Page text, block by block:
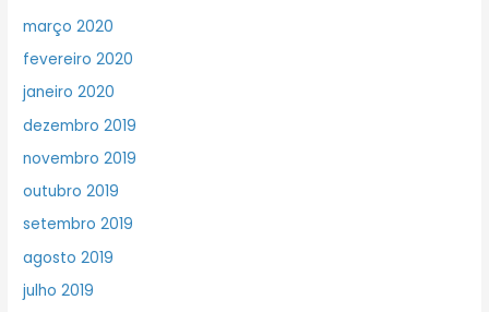
março 2020
fevereiro 2020
janeiro 2020
dezembro 2019
novembro 2019
outubro 2019
setembro 2019
agosto 2019
julho 2019